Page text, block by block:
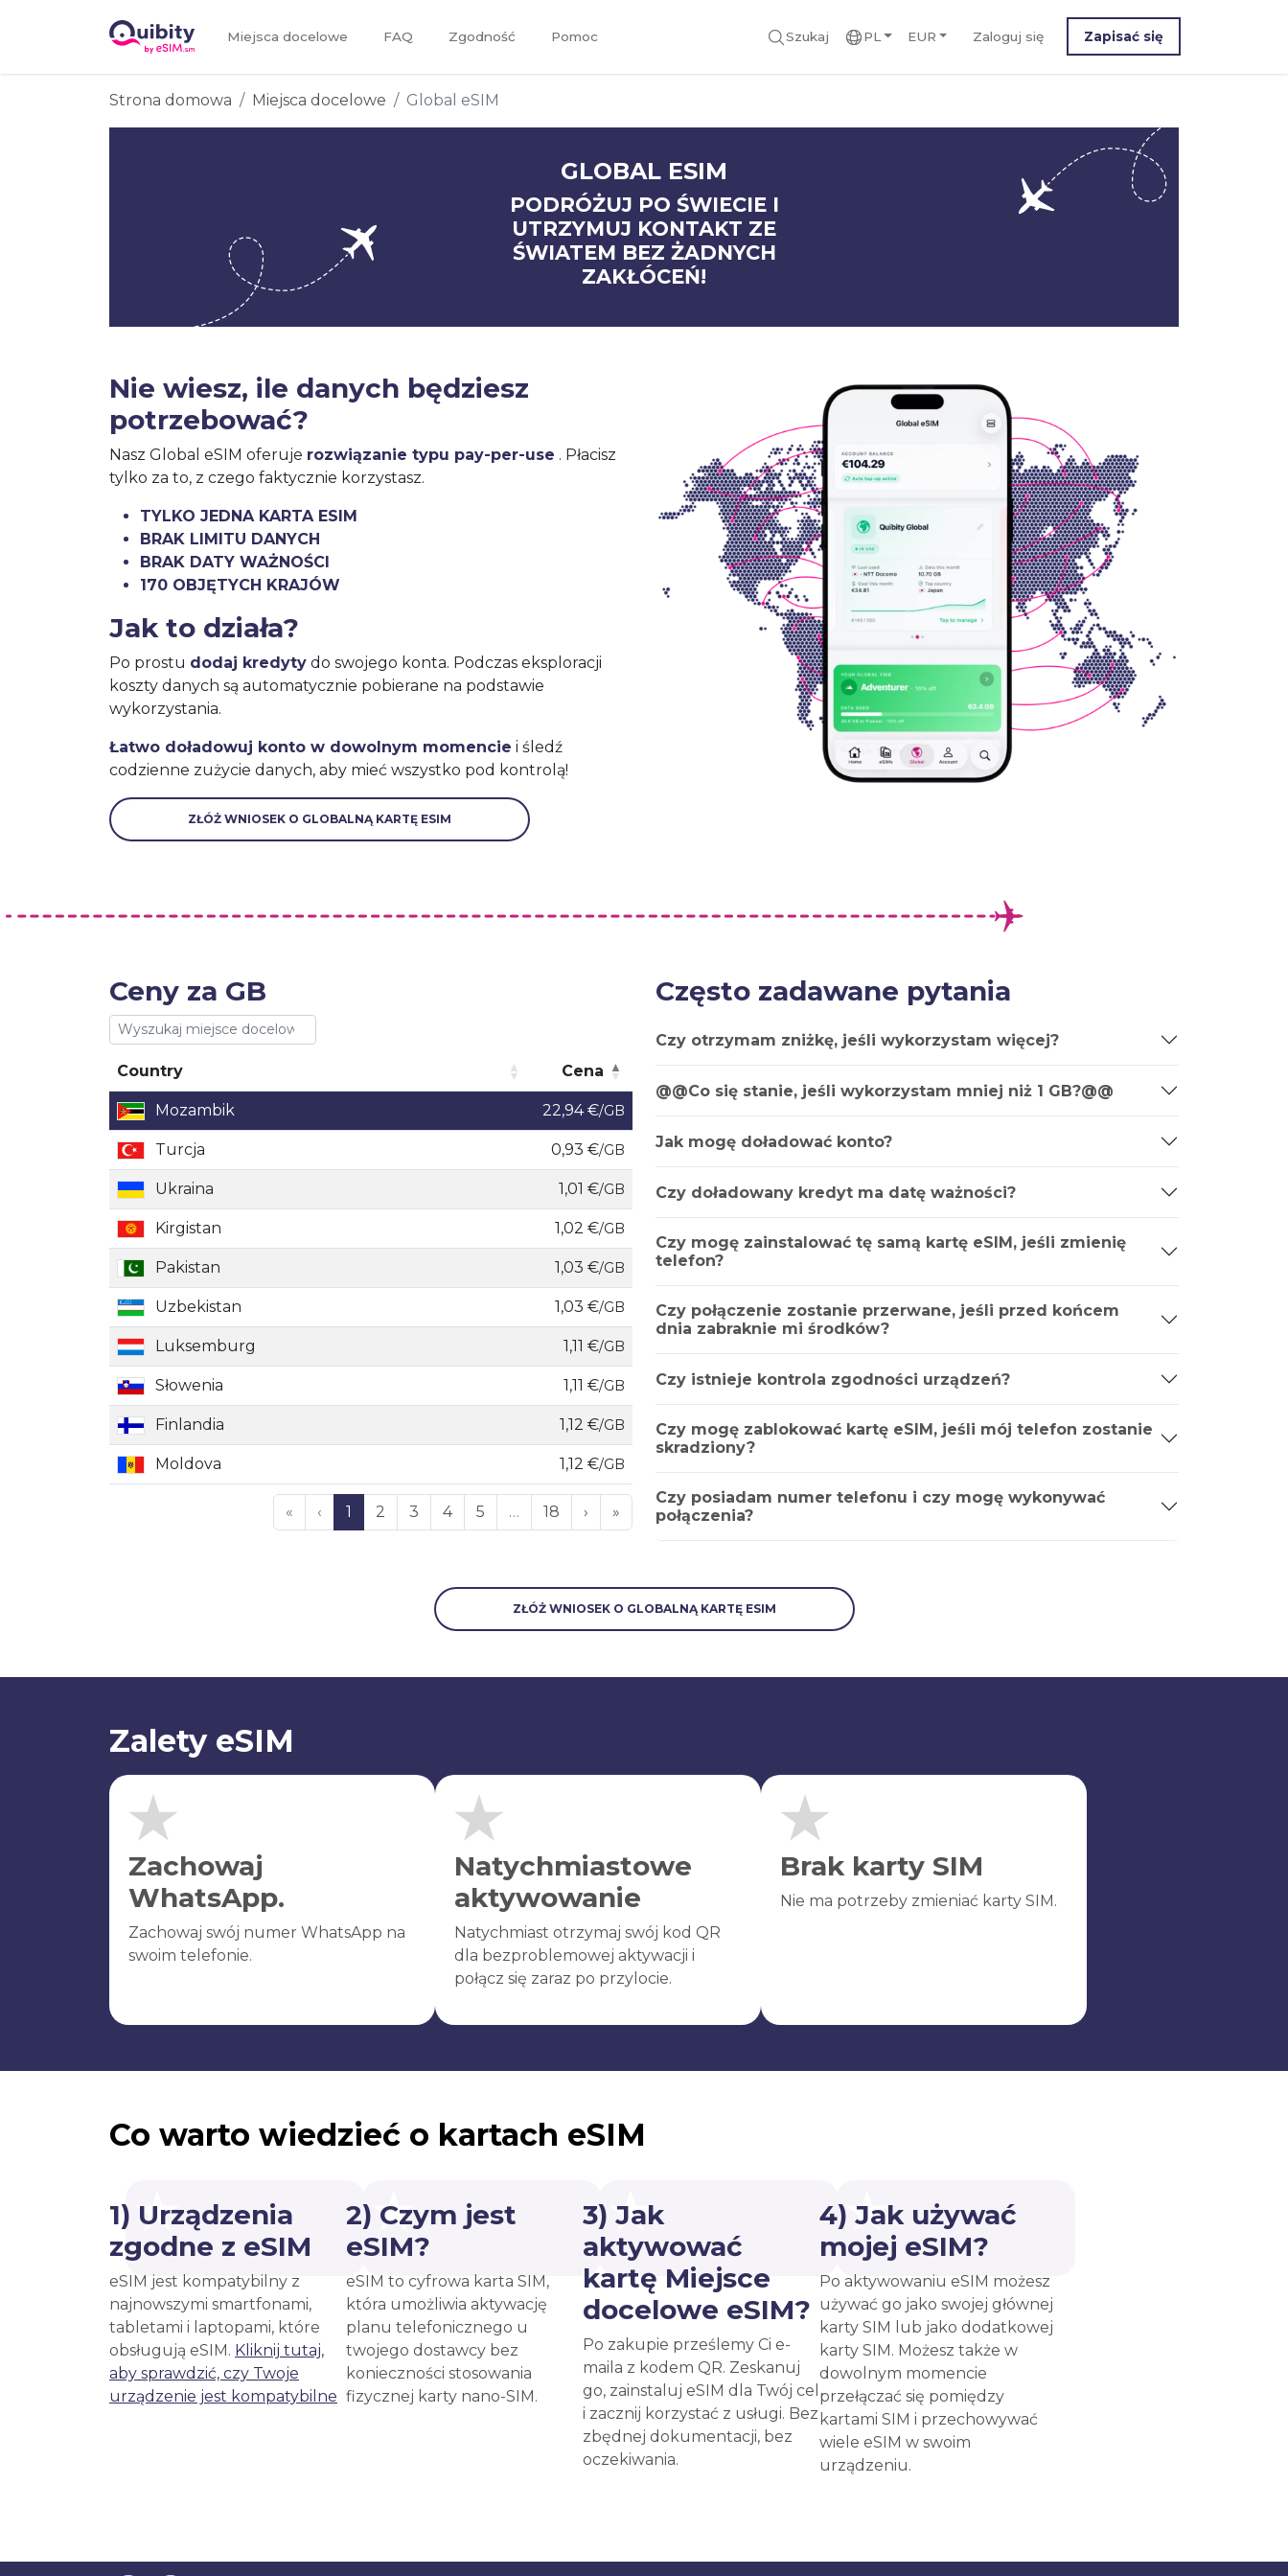
Miejsca docelowe FAQ Zgodność Pomoc Szukaj PL EUR Zaloguj się Zapisać się
Strona domowa Miejsca docelowe Global eSIM
GLOBAL ESIM
PODRÓŻUJ PO ŚWIECIE I
UTRZYMUJ KONTAKT ZE
ŚWIATEM BEZ ŻADNYCH
ZAKŁÓCEŃ!
Nie wiesz, ile danych będziesz
potrzebować?
Nasz Global eSIM oferuje rozwiązanie typu pay-per-use . Płacisz
tylko za to, z czego faktycznie korzystasz.
TYLKO JEDNA KARTA ESIM
BRAK LIMITU DANYCH
BRAK DATY WAŻNOŚCI
170 OBJĘTYCH KRAJÓW
Jak to działa?
Po prostu dodaj kredyty do swojego konta. Podczas eksploracji
koszty danych są automatycznie pobierane na podstawie
wykorzystania.
Łatwo doładowuj konto w dowolnym momencie i śledź
codzienne zużycie danych, aby mieć wszystko pod kontrolą!
ZŁÓŻ WNIOSEK O GLOBALNĄ KARTĘ ESIM
Ceny za GB
Country
Cena
Country
Cena
Mozambik 22,94 €/GB
Turcja 0,93 €/GB
Ukraina 1,01 €/GB
Kirgistan 1,02 €/GB
Pakistan 1,03 €/GB
Uzbekistan 1,03 €/GB
Luksemburg 1,11 €/GB
Słowenia 1,11 €/GB
Finlandia 1,12 €/GB
Moldova 1,12 €/GB
« ‹ 1 2 3 4 5 … 18 › »
Często zadawane pytania
Czy otrzymam zniżkę, jeśli wykorzystam więcej?
@@Co się stanie, jeśli wykorzystam mniej niż 1 GB?@@
Jak mogę doładować konto?
Czy doładowany kredyt ma datę ważności?
Czy mogę zainstalować tę samą kartę eSIM, jeśli zmienię
telefon?
Czy połączenie zostanie przerwane, jeśli przed końcem
dnia zabraknie mi środków?
Czy istnieje kontrola zgodności urządzeń?
Czy mogę zablokować kartę eSIM, jeśli mój telefon zostanie
skradziony?
Czy posiadam numer telefonu i czy mogę wykonywać
połączenia?
ZŁÓŻ WNIOSEK O GLOBALNĄ KARTĘ ESIM
Zalety eSIM
Zachowaj
WhatsApp.
Zachowaj swój numer WhatsApp na
swoim telefonie.
Natychmiastowe
aktywowanie
Natychmiast otrzymaj swój kod QR
dla bezproblemowej aktywacji i
połącz się zaraz po przylocie.
Brak karty SIM
Nie ma potrzeby zmieniać karty SIM.
Co warto wiedzieć o kartach eSIM
1) Urządzenia
zgodne z eSIM
eSIM jest kompatybilny z
najnowszymi smartfonami,
tabletami i laptopami, które
obsługują eSIM. Kliknij tutaj,
aby sprawdzić, czy Twoje
urządzenie jest kompatybilne
2) Czym jest
eSIM?
eSIM to cyfrowa karta SIM,
która umożliwia aktywację
planu telefonicznego u
twojego dostawcy bez
konieczności stosowania
fizycznej karty nano-SIM.
3) Jak
aktywować
kartę Miejsce
docelowe eSIM?
Po zakupie prześlemy Ci e-
maila z kodem QR. Zeskanuj
go, zainstaluj eSIM dla Twój cel
i zacznij korzystać z usługi. Bez
zbędnej dokumentacji, bez
oczekiwania.
4) Jak używać
mojej eSIM?
Po aktywowaniu eSIM możesz
używać go jako swojej głównej
karty SIM lub jako dodatkowej
karty SIM. Możesz także w
dowolnym momencie
przełączać się pomiędzy
kartami SIM i przechowywać
wiele eSIM w swoim
urządzeniu.